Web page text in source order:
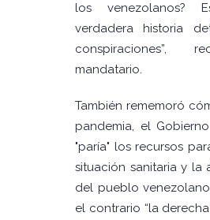
los venezolanos?
verdadera historia
conspiraciones”,
mandatario.
También rememoró
pandemia, el
"paría" los recursos
situación sanitaria y la
del pueblo
el contrario “la